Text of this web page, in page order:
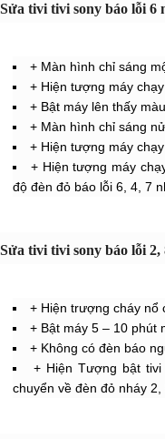
Sửa tivi tivi sony báo lỗi 6
+ Màn hình chỉ sáng
+ Hiện tượng máy
+ Bật máy lên thấy
+ Màn hình chỉ sáng
+ Hiện tượng máy
+ Hiện tượng máy
độ đèn đỏ báo lỗi 6, 4, 7
Sửa tivi tivi sony báo lỗi
+ Hiện trượng cháy nổ
+ Bật máy 5 – 10 phút
+ Không có đèn báo
+ Hiện Tượng bật
chuyển về đèn đỏ nháy 2,